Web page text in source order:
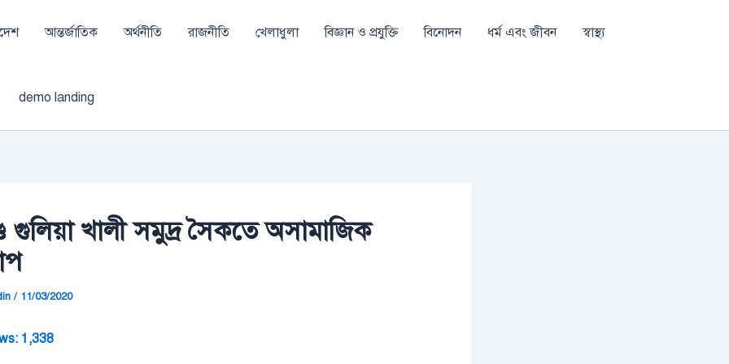
আন্তর্জাতিক অর্থনীতি রাজনীতি খেলাধুলা বিজ্ঞান ও প্রযুক্তি বিনোদন ধর্ম এবং জীবন স্বাস্থ্য
demo landing
গুলিয়া খালী সমুদ্র সৈকতে অসামাজিক
/ 11/03/2020
1,338